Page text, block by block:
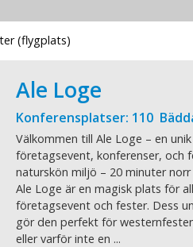
(flygplats)
Ale Loge
Konferensplatser: 110
Välkommen till Ale Loge – en
företagsevent, konferenser, och
naturskön miljö – 20 minuter
Ale Loge är en magisk plats för
företagsevent och fester. Dess
gör den perfekt för
eller varför inte en ...